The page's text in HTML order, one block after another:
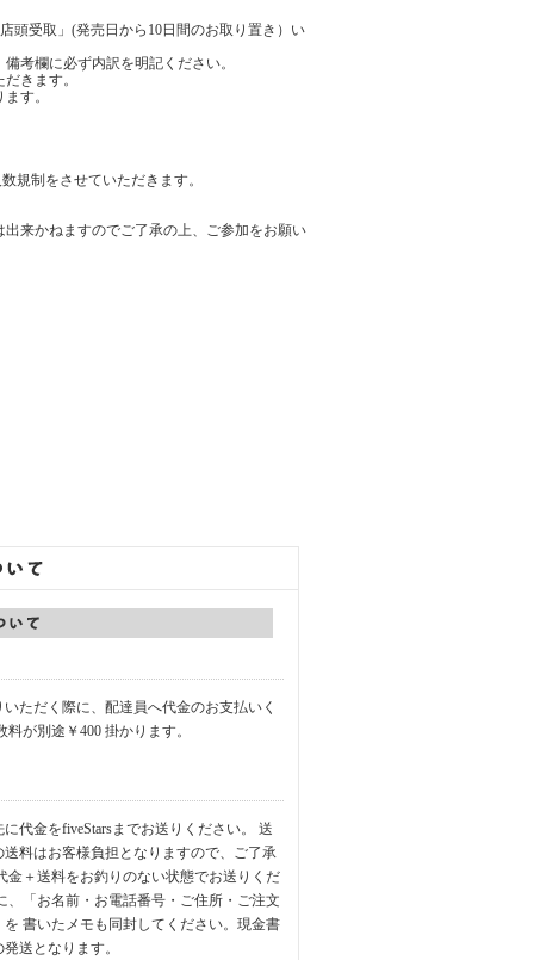
頭受取」(発売日から10日間のお取り置き）い
考欄に必ず内訳を明記ください。
きます。
す。
規制をさせていただきます。
来かねますのでご了承の上、ご参加をお願い
ただく際に、配達員へ代金のお支払いく
が別途￥400 掛かります。
代金をfiveStarsまでお送りください。 送
送料はお客様負担となりますので、ご了承
金＋送料をお釣りのない状態でお送りくだ
、「お名前・お電話番号・ご住所・ご注文
を 書いたメモも同封してください。現金書
送となります。